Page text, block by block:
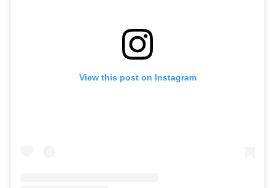
View this post on Instagram